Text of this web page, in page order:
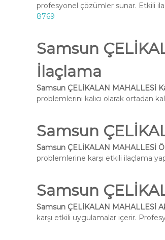
profesyonel çözümler sunar. Etkili
8769
Samsun
İlaçlama
Samsun ÇELİKALAN MAHALLESİ
problemlerini kalıcı olarak ortadan
Samsun
Samsun ÇELİKALAN MAHALLESİ
problemlerine karşı etkili ilaçlama
Samsun
Samsun ÇELİKALAN MAHALLESİ
karşı etkili uygulamalar içerir.